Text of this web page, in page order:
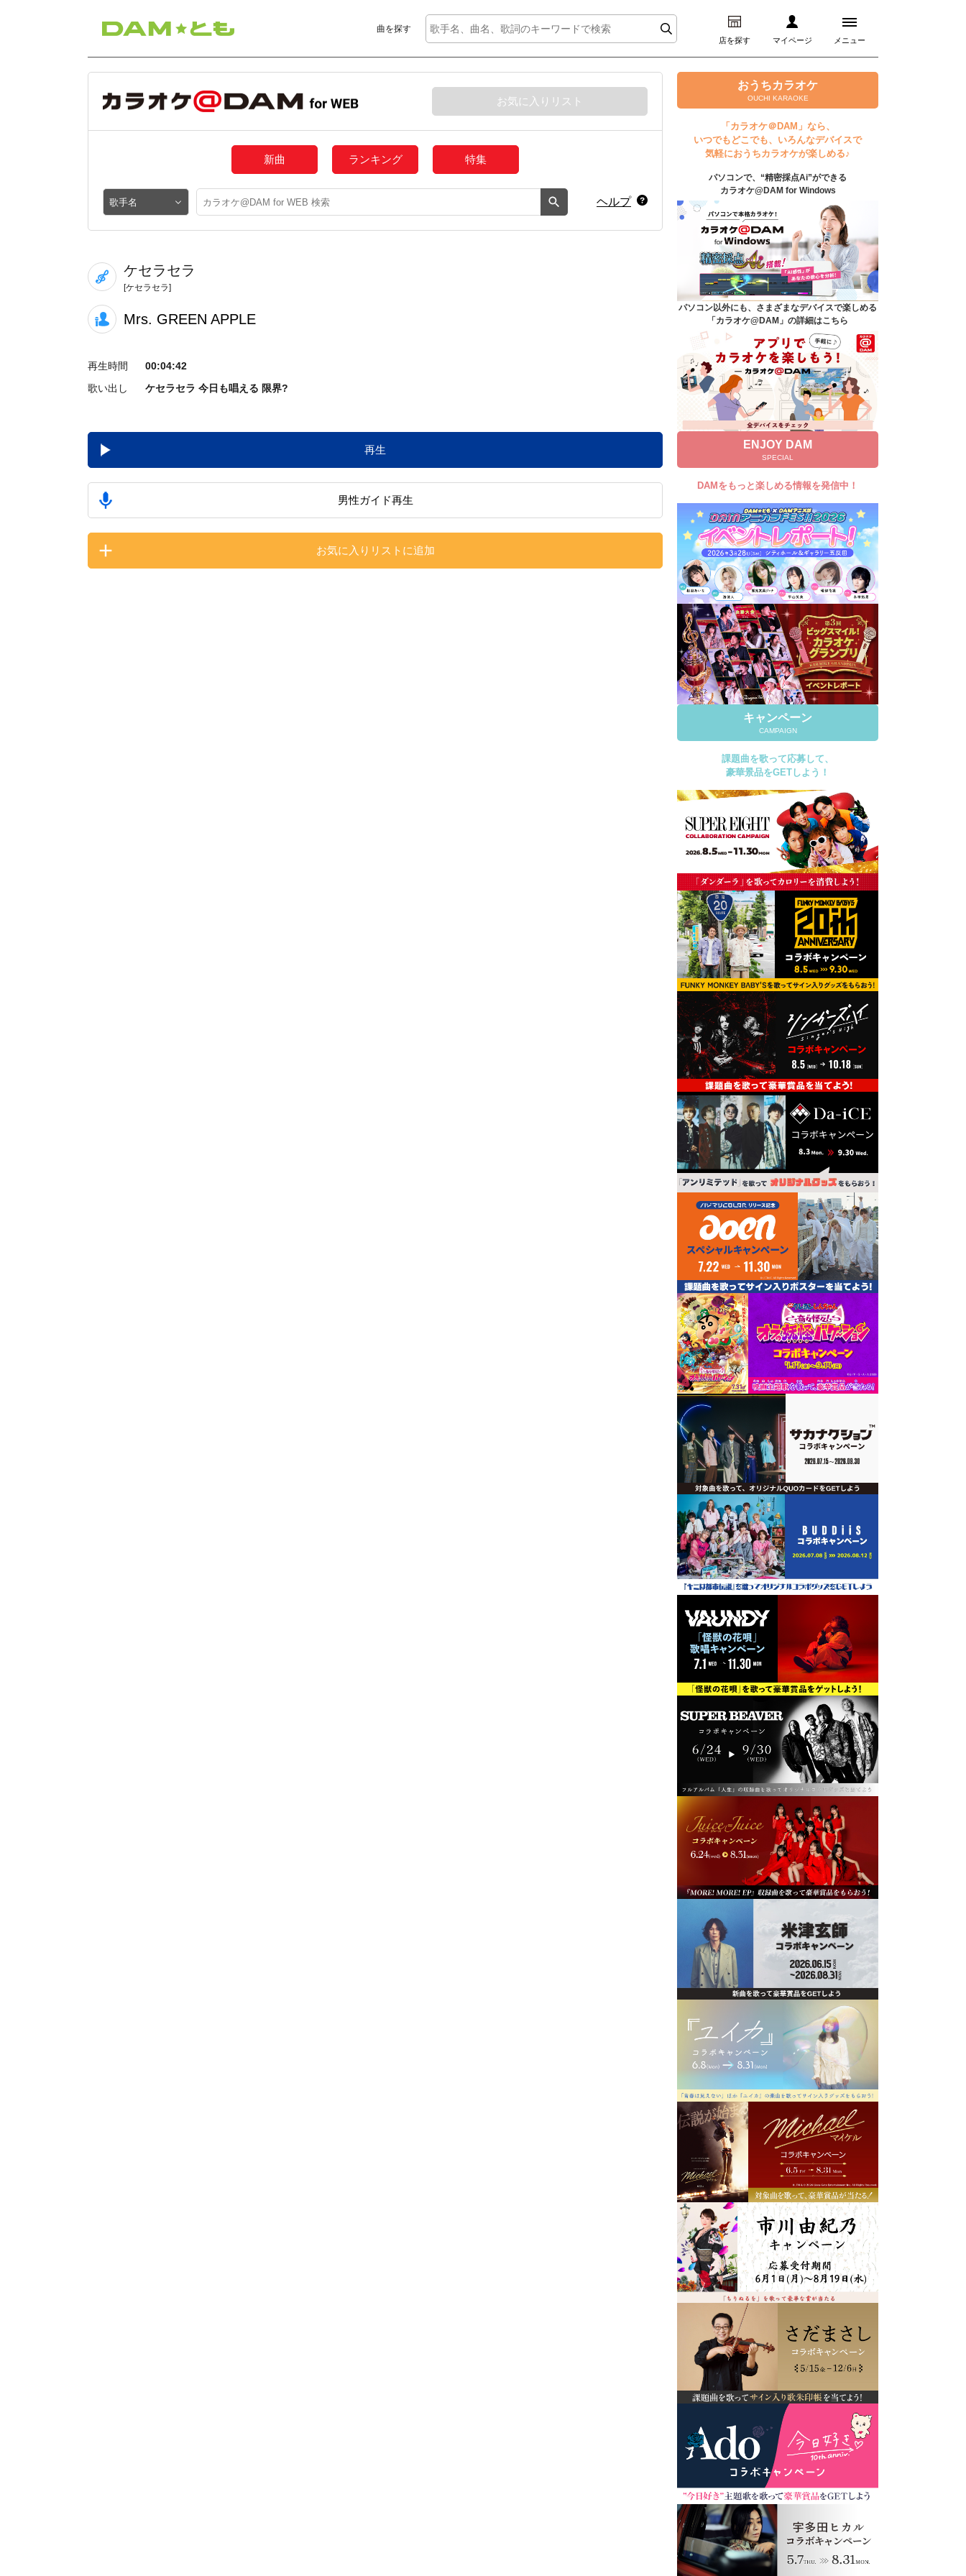
曲を探す
店を探す マイページ メニュー
ログイン
マイページ
プレミアムサービス
DAM★とも動画
DAM★とも録音
カラオケ＠DAM
ユーザー検索
キャンペーン
よくあるご質問
DAMの新曲・ランキングなど
カラオケ最新情報をチェック！
自宅でカラオケ歌い放題！
家族や友達と一緒に！練習にも！
お気に入りリスト
新曲 ランキング 特集
ヘルプ
ケセラセラ
[ケセラセラ]
Mrs. GREEN APPLE
再生時間
00:04:42
歌い出し
ケセラセラ 今日も唱える 限界?
再生
男性ガイド再生
お気に入りリストに追加
おうちカラオケ
OUCHI KARAOKE
「カラオケ＠DAM」なら、
いつでもどこでも、いろんなデバイスで
気軽におうちカラオケが楽しめる♪
パソコンで、“精密採点Ai”ができる
カラオケ@DAM for Windows
パソコン以外にも、さまざまなデバイスで楽しめる
「カラオケ@DAM」の詳細はこちら
ENJOY DAM
SPECIAL
DAMをもっと楽しめる情報を発信中！
キャンペーン
CAMPAIGN
課題曲を歌って応募して、
豪華景品をGETしよう！